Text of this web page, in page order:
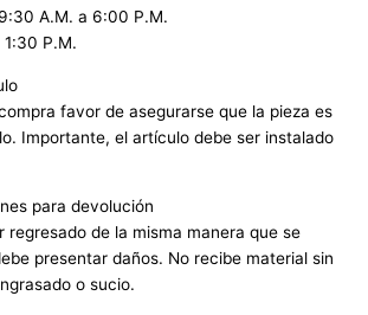
A.M. a 6:00 P.M.
P.M.
favor de asegurarse que la pieza es
Importante, el artículo debe ser instalado
para devolución
regresado de la misma manera que se
presentar daños. No recibe material sin
o sucio.